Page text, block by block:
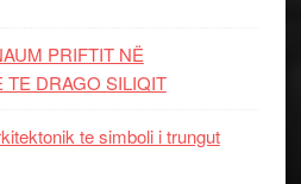
PRIFTIT NË
TE DRAGO SILIQIT
te simboli i trungut